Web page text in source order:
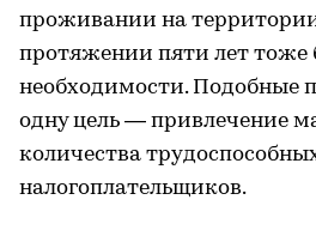
проживании на
протяжении пяти лет тоже
необходимости. Подобные
одну цель — привлечение
количества
налогоплательщиков.